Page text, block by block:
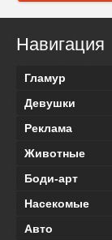
Навигация
Гламур
Девушки
Реклама
Животные
Боди-арт
Насекомые
Авто